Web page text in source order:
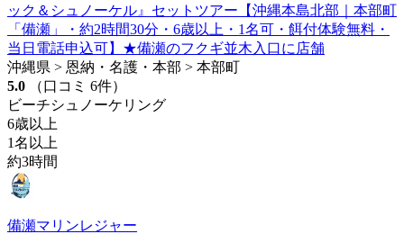
ック＆シュノーケル』セットツアー【沖縄本島北部｜本部町
「備瀬」・約2時間30分・6歳以上・1名可・餌付体験無料・
当日電話申込可】★備瀬のフクギ並木入口に店舗
沖縄県 > 恩納・名護・本部 > 本部町
5.0
（口コミ 6件）
ビーチシュノーケリング
6歳以上
1名以上
約3時間
備瀬マリンレジャー